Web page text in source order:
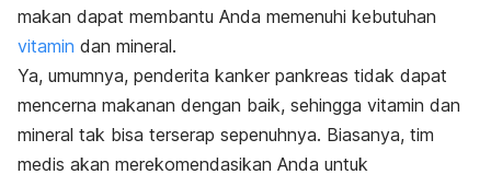
makan dapat membantu Anda memenuhi kebutuhan
vitamin dan mineral.
Ya, umumnya, penderita kanker pankreas tidak dapat
mencerna makanan dengan baik, sehingga vitamin dan
mineral tak bisa terserap sepenuhnya. Biasanya, tim
medis akan merekomendasikan Anda untuk